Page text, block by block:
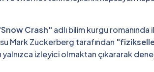
Crash" adlı bilim kurgu romanında
Mark Zuckerberg tarafından
yalnızca izleyici olmaktan çıkararak